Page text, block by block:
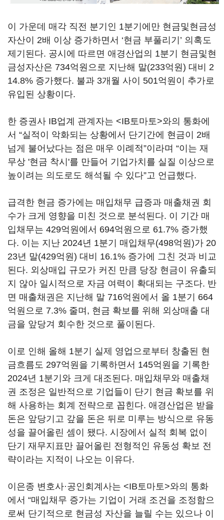
이 가운데 매각 직전 분기인 1분기에만 현금및현금성
자산이 2배 이상 증가하면서 ‘현금 부풀리기’ 의혹도
제기된다. 공시에 따르면 애경산업의 1분기 현금및현
금성자산은 734억원으로 지난해 말(233억원) 대비 2
14.8% 증가했다. 불과 3개월 사이 501억원이 추가로
유입된 상황이다.
한 증권사 IB업계 관계자는 <IB토마토>와의 통화에
서 “실적이 악화되는 상황에서 단기간에 현금이 2배
넘게 불어났다는 점은 매우 이례적”이라며 “이는 재
무상 '현금 착시'를 만들어 기업가치를 실질 이상으로
높이려는 의도로도 해석될 수 있다”고 언급했다.
급격한 현금 증가에는 매입채무 급증과 매출채권 회
수가 크게 영향을 미친 것으로 분석된다. 이 기간 매
입채무는 429억원에서 694억원으로 61.7% 증가했
다. 이는 지난 2024년 1분기 매입채무(498억원)가 20
23년 말(429억원) 대비 16.1% 증가에 그친 것과 비교
된다. 외상매입 규모가 커진 만큼 당장 현금이 유출되
지 않아 일시적으로 자금 여력이 확대되는 구조다. 반
면 매출채권은 지난해 말 716억원에서 올 1분기 664
억원으로 7.3% 줄며, 현금 확보를 위해 외상매출 대
금을 앞당겨 회수한 것으로 풀이된다.
이로 인해 올해 1분기 실제 영업으로부터 창출된 현
금흐름도 297억원을 기록하면서 145억원을 기록한
2024년 1분기와 크게 대조된다. 매입채무와 매출채
권 조정은 일반적으로 기업들이 단기 현금 확보를 위
해 사용하는 회계 전략으로 꼽힌다. 애경산업은 받을
돈은 앞당기고 갚을 돈은 뒤로 미루는 방식으로 유동
성을 끌어올린 셈이 됐다. 시장에서 실적 회복 없이
단기 재무지표만 끌어올린 전형적인 유동성 확보 전
략이라는 지적이 나오는 이유다.
이은종 변호사·공인회계사는 <IB토마토>와의 통화
에서 “매입채무 증가는 기업이 거래 조건을 조정함으
로써 단기적으로 현금성 자산을 늘릴 수는 있으나 이